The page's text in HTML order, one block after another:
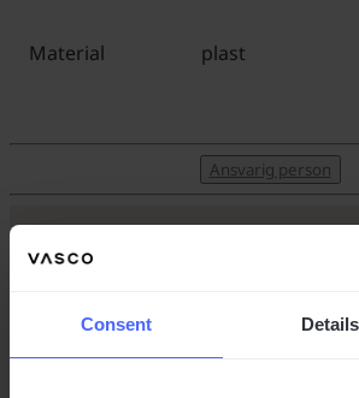
Consent Details
Material plast
Ansvarig person
Prenumerera idag & ta del av